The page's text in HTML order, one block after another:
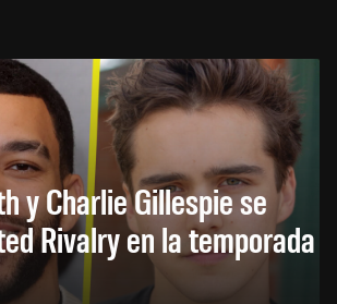
y Charlie Gillespie se
Rivalry en la temporada